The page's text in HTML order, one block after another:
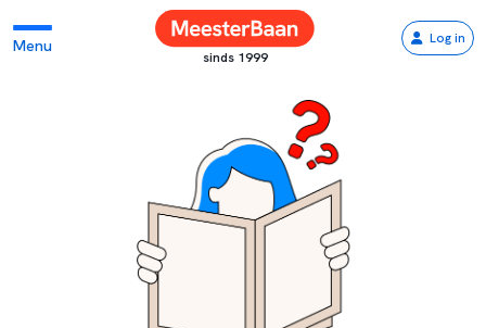
Menu
sinds 1999
Log in